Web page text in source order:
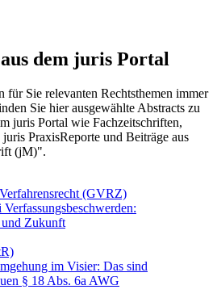
dem juris Portal
für Sie relevanten Rechtsthemen immer
Sie hier ausgewählte Abstracts zu
juris Portal wie Fachzeitschriften,
PraxisReporte und Beiträge aus
(jM)".
(GVRZ)
und Zukunft
im Visier: Das sind
§ 18 Abs. 6a AWG